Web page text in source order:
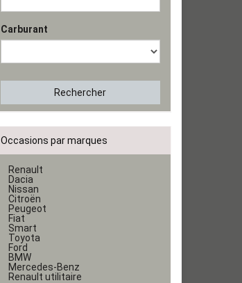
Carburant
Rechercher
Occasions par marques
Renault
Dacia
Nissan
Citroën
Peugeot
Fiat
Smart
Toyota
Ford
BMW
Mercedes-Benz
Renault utilitaire